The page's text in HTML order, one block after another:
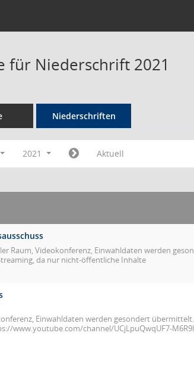
für Niederschrift 2021
Niederschriften
2021 Aktuell
Raum, Videokonferenz, Einwahldaten werden
da nur nicht-öffentliche Inhalte
Einwahldaten werden gesondert übermittelt.
www.youtube.com/channel/UCjLpuQwqUF7-